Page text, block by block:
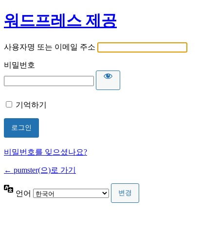
워드프레스 제공
사용자명 또는 이메일 주소
비밀번호
기억하기
비밀번호를 잊으셨나요?
← pumster(으)로 가기
언어